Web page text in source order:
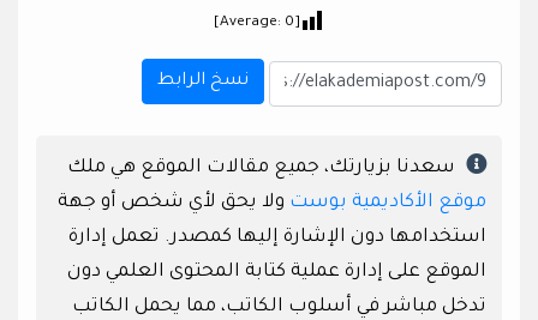
[Average:
0
]
نسخ الرابط
سعدنا بزيارتك، جميع مقالات الموقع هي ملك
موقع الأكاديمية بوست ولا يحق لأي شخص أو جهة
استخدامها دون الإشارة إليها كمصدر. تعمل إدارة
الموقع على إدارة عملية كتابة المحتوى العلمي دون
تدخل مباشر في أسلوب الكاتب، مما يحمل الكاتب